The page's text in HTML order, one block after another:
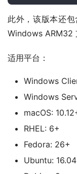
此外，该版本还
Windows ARM32
适用平台：
Windows
Windows
macOS:
RHEL: 6+
Fedora: 26+
Ubuntu: